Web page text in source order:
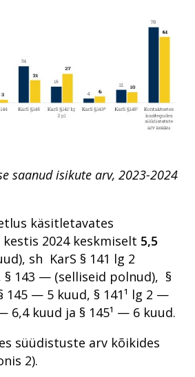
sündmus, mis pani teaduse
nii horoskoop kui rahatähtede
koopiad
Organiseeritud kuritegevus
Riik kogub, kodanik vaikib: kas
Suure kahjuga
majanduskuritegevus
Süüdimõistva kohtuotsuseta
konfiskeerimine – kas Eestile
täiesti võõras?
Tugevatoimelised uimastid
saab olema digitaalne
Kuidas peaks käima
tõendamine ja kahju
hüvitamine, kui kannatanuid
Kriminaalmenetluse statistika
Alaealiste kokkupuude
kriminaalmenetlusega
Perevägivald
Raske
korruptsioonikuritegevus
saanud isikute arv, 2023-2024
käsitletavates
2024 keskmiselt 5,5
sh KarS § 141 lg 2
§ 143 — (selliseid polnud), §
145 — 5 kuud, § 141¹ lg 2 —
6,4 kuud ja § 145¹ — 6 kuud.
süüdistuste arv kõikides
2).